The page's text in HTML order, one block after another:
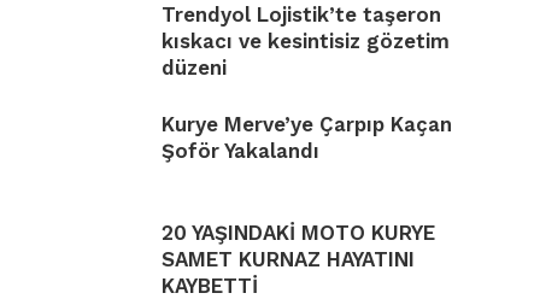
Trendyol Lojistik’te taşeron
kıskacı ve kesintisiz gözetim
düzeni
Kurye Merve’ye Çarpıp Kaçan
Şoför Yakalandı
20 YAŞINDAKİ MOTO KURYE
SAMET KURNAZ HAYATINI
KAYBETTİ